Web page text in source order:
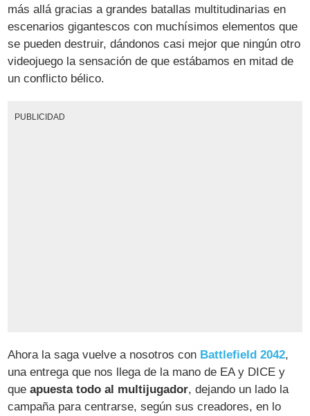
más allá gracias a grandes batallas multitudinarias en
escenarios gigantescos con muchísimos elementos que
se pueden destruir, dándonos casi mejor que ningún otro
videojuego la sensación de que estábamos en mitad de
un conflicto bélico.
PUBLICIDAD
Ahora la saga vuelve a nosotros con Battlefield 2042,
una entrega que nos llega de la mano de EA y DICE y
queapuesta todo al multijugador, dejando un lado la
campaña para centrarse, según sus creadores, en lo